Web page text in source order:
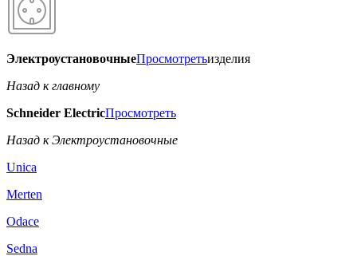
ЭлектроустановочныеПросмотретьизделия
Назад к главному
Schneider ElectricПросмотреть
Назад к Электроустановочные
Unica
Merten
Odace
Sedna